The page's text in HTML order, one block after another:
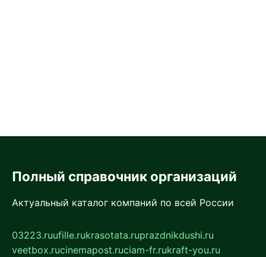
Полный справочник организаций
Актуальный каталог компаний по всей России
03223.ruufille.rukrasotata.ruprazdnikdushi.ru
veetbox.rucinemapost.ruciam-fr.rukraft-you.ru